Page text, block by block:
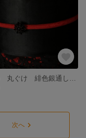
次へ